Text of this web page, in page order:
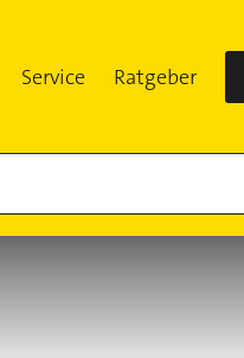
Service Ratgeber